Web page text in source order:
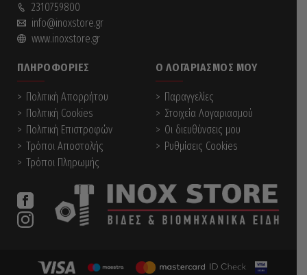
2310759800
info@inoxstore.gr
www.inoxstore.gr
ΠΛΗΡΟΦΟΡΊΕΣ
Πολιτική Απορρήτου
Πολιτική Cookies
Πολιτική Επιστροφών
Τρόποι Αποστολής
Τρόποι Πληρωμής
Ο ΛΟΓΑΡΙΑΣΜΌΣ ΜΟΥ
Παραγγελίες
Στοιχεία Λογαριασμού
Οι διευθύνσεις μου
Ρυθμίσεις Cookies